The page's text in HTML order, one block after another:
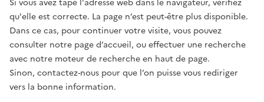
Si vous avez tapé l'adresse web dans le navigateur, vérifiez
qu'elle est correcte. La page n’est peut-être plus disponible.
Dans ce cas, pour continuer votre visite, vous pouvez
consulter notre page d’accueil, ou effectuer une recherche
avec notre moteur de recherche en haut de page.
Sinon, contactez-nous pour que l’on puisse vous rediriger
vers la bonne information.